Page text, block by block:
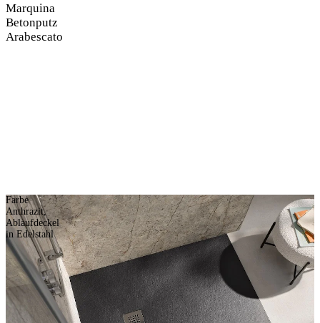
Marquina
Betonputz
Arabescato
Farbe
Anthrazit,
Ablaufdeckel
in Edelstahl